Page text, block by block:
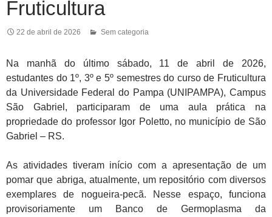
Fruticultura
22 de abril de 2026 Sem categoria
Na manhã do último sábado, 11 de abril de 2026,
estudantes do 1º, 3º e 5º semestres do curso de Fruticultura
da Universidade Federal do Pampa (UNIPAMPA), Campus
São Gabriel, participaram de uma aula prática na
propriedade do professor Igor Poletto, no município de São
Gabriel – RS.
As atividades tiveram início com a apresentação de um
pomar que abriga, atualmente, um repositório com diversos
exemplares de nogueira-pecã. Nesse espaço, funciona
provisoriamente um Banco de Germoplasma da